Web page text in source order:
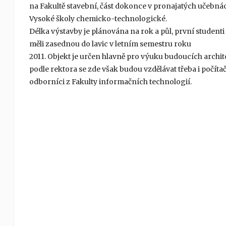
na Fakultě stavební, část dokonce v pronajatých
Vysoké školy chemicko-technologické.
Délka výstavby je plánována na rok a půl, první studenti
měli zasednou do lavic v letním semestru roku
2011. Objekt je určen hlavně pro výuku budoucích
podle rektora se zde však budou vzdělávat třeba i
odborníci z Fakulty informačních technologií.